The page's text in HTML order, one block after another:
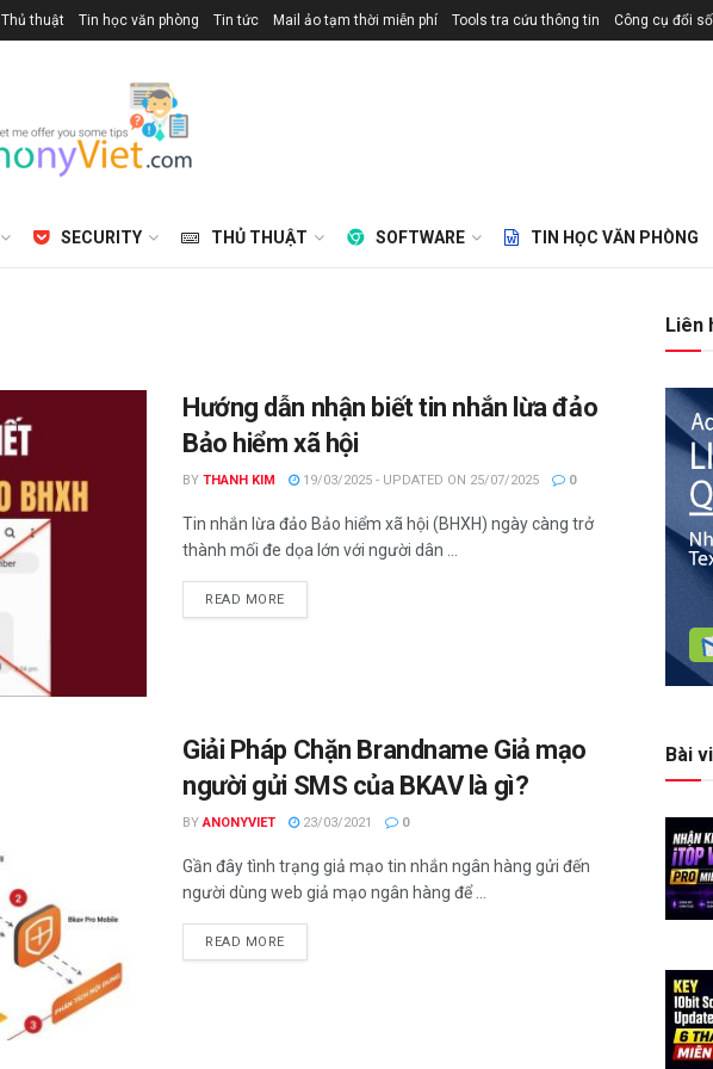
Thủ thuật Tin học văn phòng Tin tức Mail ảo tạm thời miễn phí Tools tra cứu thông tin Công cụ đổi
SECURITY THỦ THUẬT SOFTWARE TIN HỌC VĂN PHÒNG
Hướng dẫn nhận biết tin nhắn lừa đảo
Bảo hiểm xã hội
BY THANH KIM 19/03/2025 - UPDATED ON 25/07/2025 0
Tin nhắn lừa đảo Bảo hiểm xã hội (BHXH) ngày càng trở
thành mối đe dọa lớn với người dân ...
READ MOREDETAILS
Giải Pháp Chặn Brandname Giả mạo
người gửi SMS của BKAV là gì?
BY ANONYVIET 23/03/2021 0
Gần đây tình trạng giả mạo tin nhắn ngân hàng gửi đến
người dùng web giả mạo ngân hàng để ...
READ MOREDETAILS
Liên
Bài